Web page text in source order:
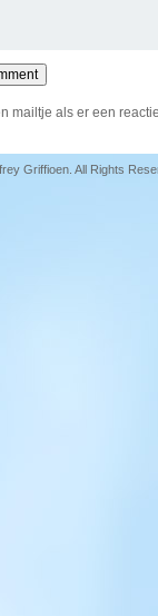
mailtje als er een
Griffioen. All Rights